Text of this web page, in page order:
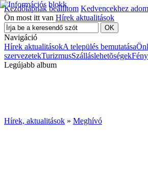
Kezdőlapnak beállítom Kedvencekhez adom
Ön most itt van Hírek aktualitások
Navigáció
Hírek aktualitásokA település bemutatása
szervezetekTurizmusSzálláslehetõségek
Legújabb album
Hírek, aktualitások » Meghívó